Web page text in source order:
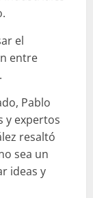
el
entre
Pablo
y expertos
resaltó
sea un
ideas y